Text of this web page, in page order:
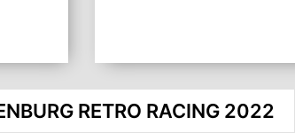
RETRO RACING 2022